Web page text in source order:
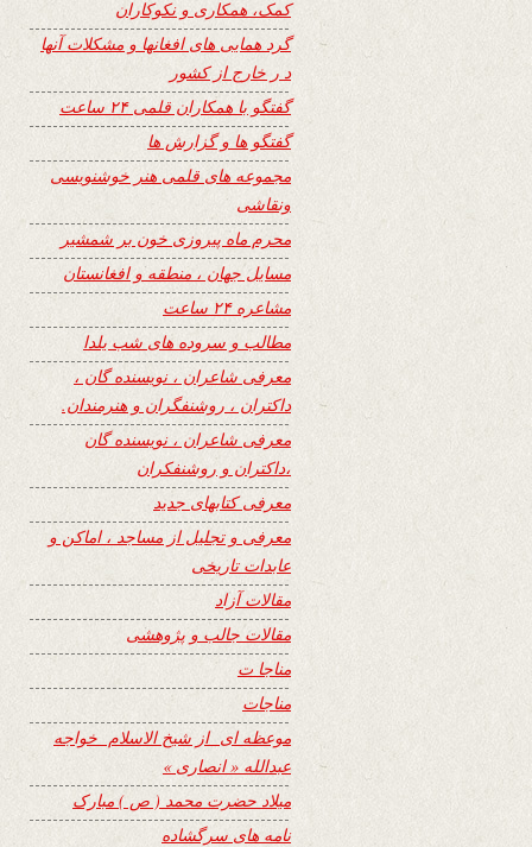
کمک، همکاری و نکوکاران
گرد همایی های افغانها و مشکلات آنها
د ر خارج از کشور
گفتگو با همکاران قلمی ۲۴ ساعت
گفتگو ها و گزارش ها
مجموعه های قلمی هنر خوشنویسی
ونقاشی
محرم ماه پیروزی خون بر شمشیر
مسایل جهان ، منطقه و افغانستان
مشاعره ۲۴ ساعت
مطالب و سروده های شب یلدا
معرفی شاعران ، نویسنده گان ،
داکتران ، روشنفگران و هنرمندان.
معرفی شاعران ، نویسنده گان
،داکتران و روشنفکران
معرفی کتابهای جدید
معرفی و تجلیل از مساجد ، اماکن و
عابدات تاریخی
مقالات آزاد
مقالات جالب و پژوهشی
مناجا ت
مناجات
موعظه ای از شیخ الاسلام خواجه
عبدالله « انصاری »
میلاد حضرت محمد ( ص ) مبارک
نامه های سرگشاده